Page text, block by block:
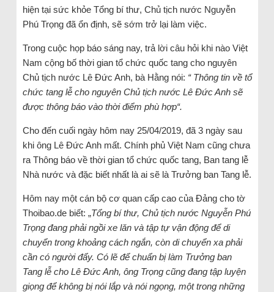
hiện tại sức khỏe Tổng bí thư, Chủ tịch nước Nguyễn
Phú Trọng đã ổn định, sẽ sớm trở lại làm việc.
Trong cuộc họp báo sáng nay, trả lời câu hỏi khi nào Việt
Nam cộng bố thời gian tổ chức quốc tang cho nguyên
Chủ tịch nước Lê Đức Anh, bà Hằng nói: “ Thông tin về tổ
chức tang lễ cho nguyên Chủ tịch nước Lê Đức Anh sẽ
được thông báo vào thời điểm phù hợp“.
Cho đến cuối ngày hôm nay 25/04/2019, đã 3 ngày sau
khi ông Lê Đức Anh mất. Chính phủ Việt Nam cũng chưa
ra Thông báo về thời gian tổ chức quốc tang, Ban tang lễ
Nhà nước và đặc biết nhất là ai sẽ là Trưởng ban Tang lễ.
Hôm nay một cán bộ cơ quan cấp cao của Đảng cho tờ
Thoibao.de biết: „Tổng bí thư, Chủ tịch nước Nguyễn Phú
Trọng đang phải ngồi xe lăn và tập tự vận động để di
chuyển trong khoảng cách ngắn, còn di chuyển xa phải
cần có người đẩy. Có lẽ để chuẩn bị làm Trưởng ban
Tang lễ cho Lê Đức Anh, ông Trọng cũng đang tập luyện
giọng để không bị nói lắp và nói ngọng, một trong những